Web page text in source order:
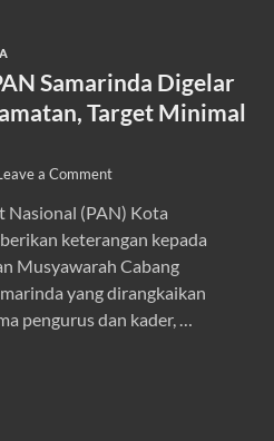
Samarinda Digelar
Target Minimal
a Comment
Nasional (PAN) Kota
keterangan kepada
Musyawarah Cabang
yang dirangkaikan
pengurus dan kader, …